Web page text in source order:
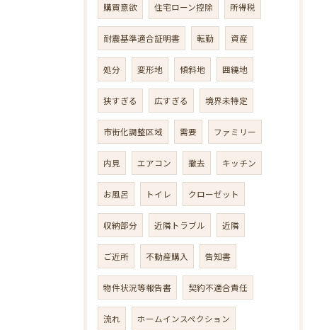
購買意欲 住宅ローン控除 所得税
耐震基準適合証明書 転勤 資産
処分 変形地 傾斜地 囲繞地
狭すぎる 広すぎる 境界未特定
市街化調整区域 需要 ファミリー
内見 エアコン 撤去 キッチン
お風呂 トイレ クローゼット
収納部分 近隣トラブル 近隣
ご近所 不動産購入 告知書
物件状況等報告書 契約不適合責任
流れ ホームインスペクション